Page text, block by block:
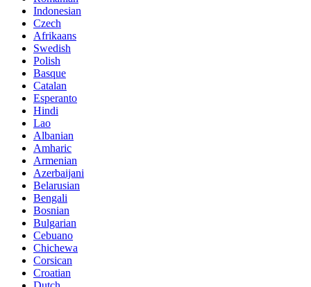
Indonesian
Czech
Afrikaans
Swedish
Polish
Basque
Catalan
Esperanto
Hindi
Lao
Albanian
Amharic
Armenian
Azerbaijani
Belarusian
Bengali
Bosnian
Bulgarian
Cebuano
Chichewa
Corsican
Croatian